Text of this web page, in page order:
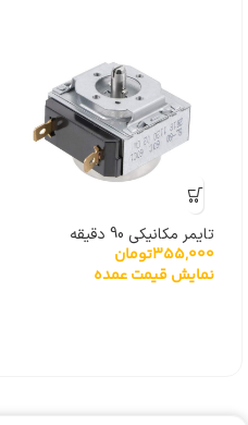
تایمر مکانیکی 90 دقیقه
355,000تومان
نمایش قیمت عمده